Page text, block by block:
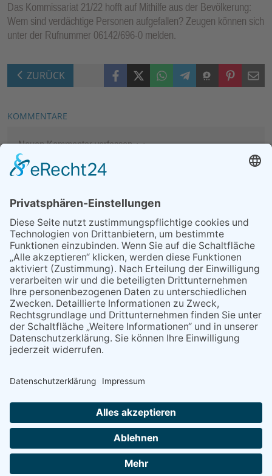
Das Kommissariat 21/22 hofft auf Mithilfe aus der Bevölkerung:
Wem sind verdächtige Personen aufgefallen? Zeugen können sich
unter der Rufnummer 06142/696-0 melden.
ZURÜCK FacebookX (Twitter)WhatsAppTelegramThreemaPinterestMail
KOMMENTARE
Neuen Kommentar verfassen
03.08.2026
„Mein Smartphone im Alltag“
07.08.2026
Niederlage trotz guter
Leistung
07.08.2026
Montag, 24. August: Handy
Café geöffnet
06.08.2026
13. Folk- & Bluesfestival
kehrt zurück zu seinen
Wurzeln
09.04.2026
Fast 23 Mal überzeichnet
NACH OBEN
Alle Rechte vorbehalten - Verlag Dreisbach Online ist ein Produkt des Verlagshauses Dreisbach